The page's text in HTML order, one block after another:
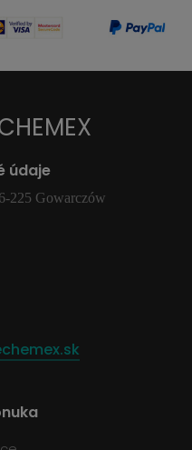
údaje
225 Gowarczów